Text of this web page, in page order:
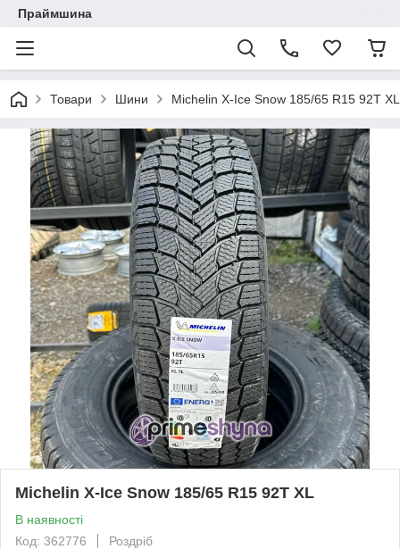
Праймшина
Товари Шини Michelin X-Ice Snow 185/65 R15 92T XL
Michelin X-Ice Snow 185/65 R15 92T XL
В наявності
Код: 362776
Роздріб